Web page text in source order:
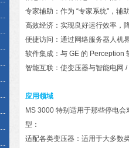
专家辅助：作为 “专家系统"，辅
高效经济：实现良好运行效率，
便捷访问：通过网络服务器人机
软件集成：与 GE 的 Perception
智能互联：使变压器与智能电网
应用领域
MS 3000 特别适用于那些停电
型：
适配各类变压器：适用于大多数